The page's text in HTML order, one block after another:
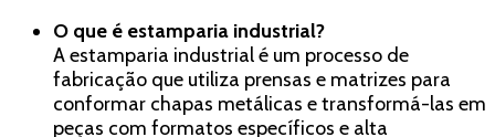
O que é estamparia industrial?
A estamparia industrial é um processo de
fabricação que utiliza prensas e matrizes para
conformar chapas metálicas e transformá-las em
peças com formatos específicos e alta